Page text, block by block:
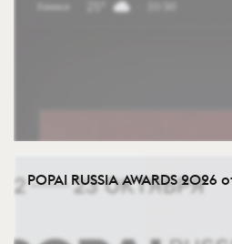
POPAI RUSSIA AWARDS